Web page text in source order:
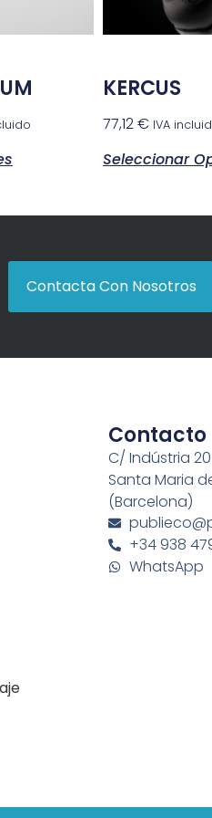
KERCUS
77,12€ IVA
Seleccionar
Contacta Con Nosotros
Contacto
C/ Indústria
Santa Maria
(Barcelona)
+34 938
WhatsApp